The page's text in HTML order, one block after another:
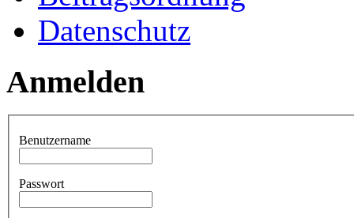
Datenschutz
Anmelden
Benutzername
Passwort